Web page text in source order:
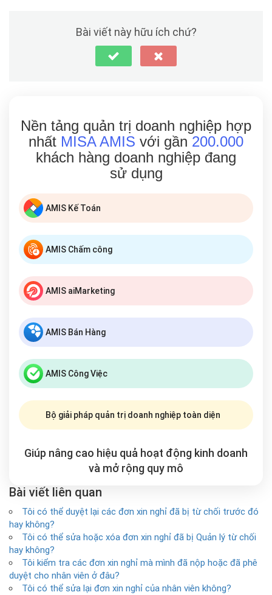
Bài viết này hữu ích chứ?
Nền tảng quản trị doanh nghiệp hợp
nhất MISA AMIS với gần 200.000
khách hàng doanh nghiệp đang
sử dụng
AMIS Kế Toán
AMIS Chấm công
AMIS aiMarketing
AMIS Bán Hàng
AMIS Công Việc
Bộ giải pháp quản trị doanh nghiệp toàn diện
Giúp nâng cao hiệu quả hoạt động kinh doanh
và mở rộng quy mô
Bài viết liên quan
Tôi có thể duyệt lại các đơn xin nghỉ đã bị từ chối trước đó
hay không?
Tôi có thể sửa hoặc xóa đơn xin nghỉ đã bị Quản lý từ chối
hay không?
Tôi kiểm tra các đơn xin nghỉ mà mình đã nộp hoặc đã phê
duyệt cho nhân viên ở đâu?
Tôi có thể sửa lại đơn xin nghỉ của nhân viên không?